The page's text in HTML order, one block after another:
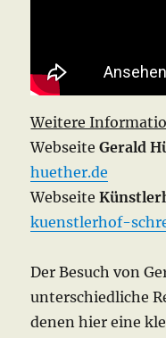
Weitere
WebseiteGerald
huether.de
Webseite
kuenstlerhof-
Der Besuch von
unterschiedliche
denen hier eine